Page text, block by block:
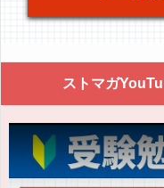
ストマガ